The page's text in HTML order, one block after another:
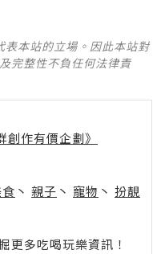
本站的立場。因此本站對
完整性不負任何法律責
創作有價企劃》
丶 親子 丶 寵物 丶 扮靚
多吃喝玩樂資訊！